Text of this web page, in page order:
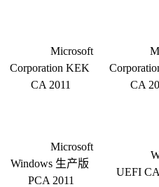
Corporation KEK
CA 2011
CA
Windows 生产版
PCA 2011
UEFI